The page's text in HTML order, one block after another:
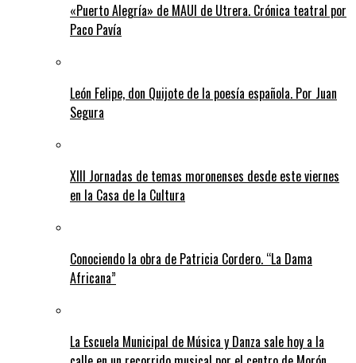
«Puerto Alegría» de MAUI de Utrera. Crónica teatral por
Paco Pavía
León Felipe, don Quijote de la poesía española. Por Juan
Segura
XIII Jornadas de temas moronenses desde este viernes
en la Casa de la Cultura
Conociendo la obra de Patricia Cordero. “La Dama
Africana”
La Escuela Municipal de Música y Danza sale hoy a la